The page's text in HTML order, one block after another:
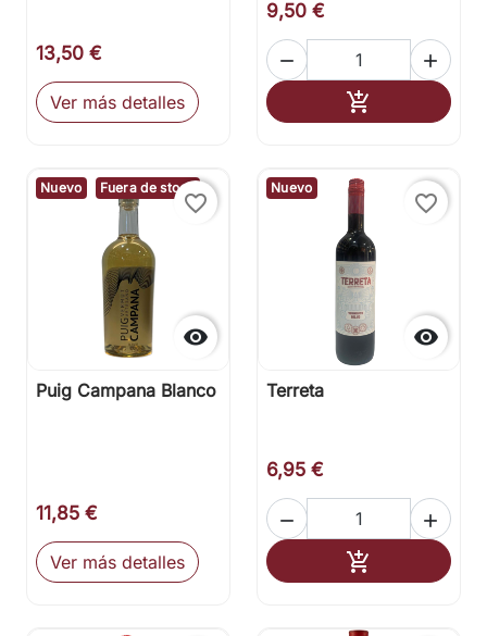
13,50 €
Ver más detalles
9,50 €
 
 Añadir al
Nuevo Fuera de stock

favorite_border
Puig Campana Blanco
11,85 €
Ver más detalles
Nuevo

favorite_border
Terreta
6,95 €
 
 Añadir al